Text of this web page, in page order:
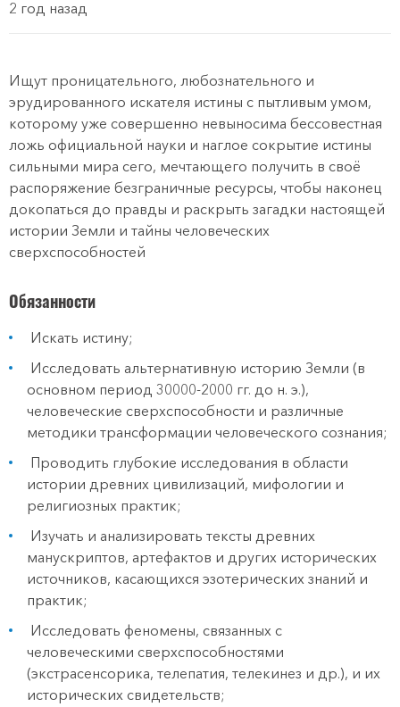
2 год назад
Ищут проницательного, любознательного и
эрудированного искателя истины с пытливым умом,
которому уже совершенно невыносима бессовестная
ложь официальной науки и наглое сокрытие истины
сильными мира сего, мечтающего получить в своё
распоряжение безграничные ресурсы, чтобы наконец
докопаться до правды и раскрыть загадки настоящей
истории Земли и тайны человеческих
сверхспособностей
Обязанности
Искать истину;
Исследовать альтернативную историю Земли (в
основном период 30000-2000 гг. до н. э.),
человеческие сверхспособности и различные
методики трансформации человеческого сознания;
Проводить глубокие исследования в области
истории древних цивилизаций, мифологии и
религиозных практик;
Изучать и анализировать тексты древних
манускриптов, артефактов и других исторических
источников, касающихся эзотерических знаний и
практик;
Исследовать феномены, связанных с
человеческими сверхспособностями
(экстрасенсорика, телепатия, телекинез и др.), и их
исторических свидетельств;